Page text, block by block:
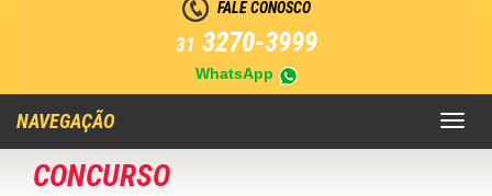
FALE CONOSCO
31 3270-3999
WhatsApp
Toggle
NAVEGAÇÃO
CONCURSO